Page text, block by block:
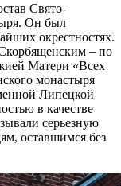
Свято-
Он был
окрестностях.
– по
Матери «Всех
монастыря
Липецкой
в качестве
серьезную
оставшимся без